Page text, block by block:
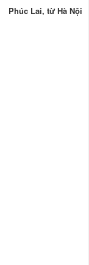
Phúc Lai, từ Hà Nội